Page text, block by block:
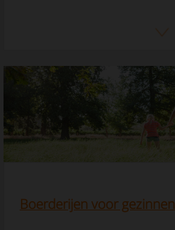
Boerderijen voor gezinnen